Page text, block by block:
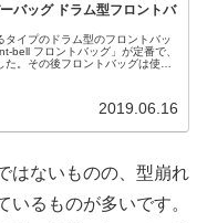
バッグ ドラム型フロントバ
タイプのドラム型のフロントバッ
bell フロントバッグ」が定番で、
。その後フロントバッグは使わ
2019.06.16
はないものの、型崩れ
いるものが多いです。